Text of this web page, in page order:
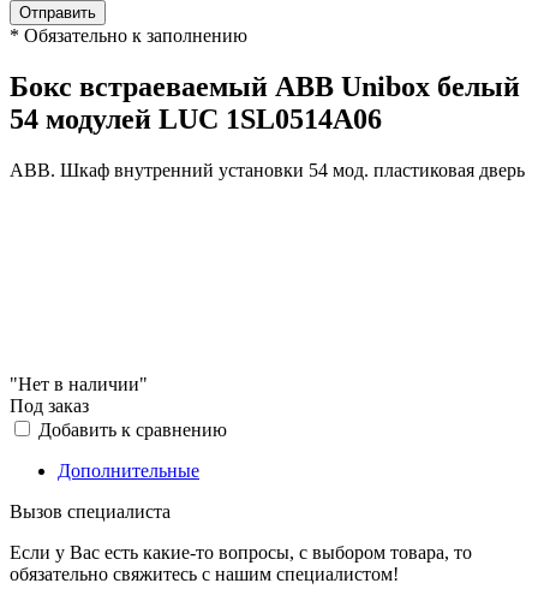
Отправить
* Обязательно к заполнению
Бокс встраеваемый ABB Unibox белый
54 модулей LUC 1SL0514A06
АВВ. Шкаф внутренний установки 54 мод. пластиковая дверь
"Нет в наличии"
Под заказ
Добавить к сравнению
Дополнительные
Вызов специалиста
Если у Вас есть какие-то вопросы, с выбором товара, то
обязательно свяжитесь с нашим специалистом!